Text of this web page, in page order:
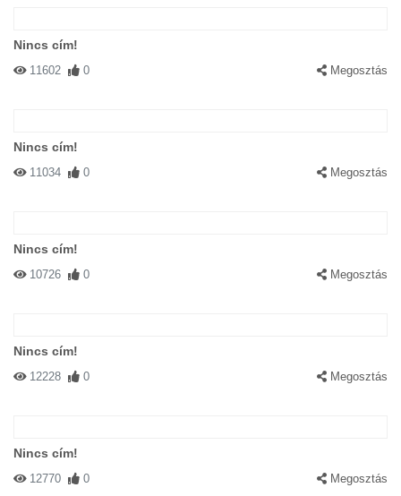
Nincs cím!
11602 0 Megosztás
Nincs cím!
11034 0 Megosztás
Nincs cím!
10726 0 Megosztás
Nincs cím!
12228 0 Megosztás
Nincs cím!
12770 0 Megosztás